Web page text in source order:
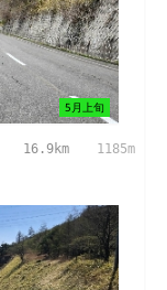
5月上旬
16.9km 1185m